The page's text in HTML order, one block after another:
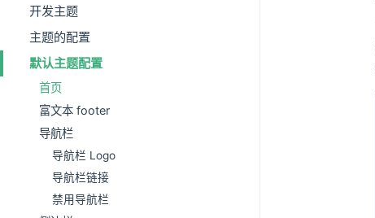
开发主题
主题的配置
默认主题配置
首页
富文本 footer
导航栏
导航栏 Logo
导航栏链接
禁用导航栏